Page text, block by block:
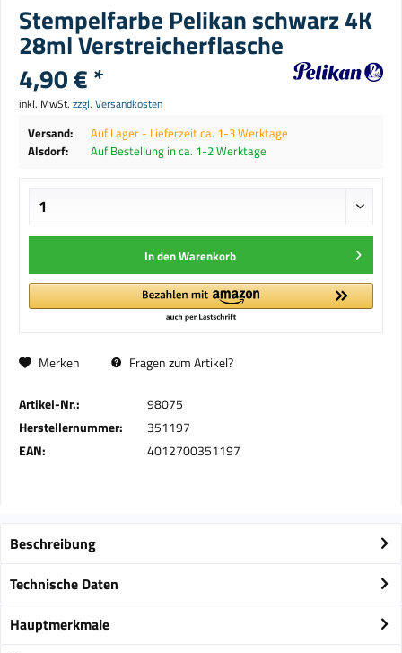
Stempelfarbe Pelikan schwarz 4K
28ml Verstreicherflasche
4,90 € *
inkl. MwSt. zzgl. Versandkosten
Versand:
Auf Lager - Lieferzeit ca. 1-3 Werktage
Alsdorf:
Auf Bestellung in ca. 1-2 Werktage
In denWarenkorb
Merken Fragen zum Artikel?
Artikel-Nr.:
98075
Herstellernummer:
351197
EAN:
4012700351197
Beschreibung
Technische Daten
Hauptmerkmale